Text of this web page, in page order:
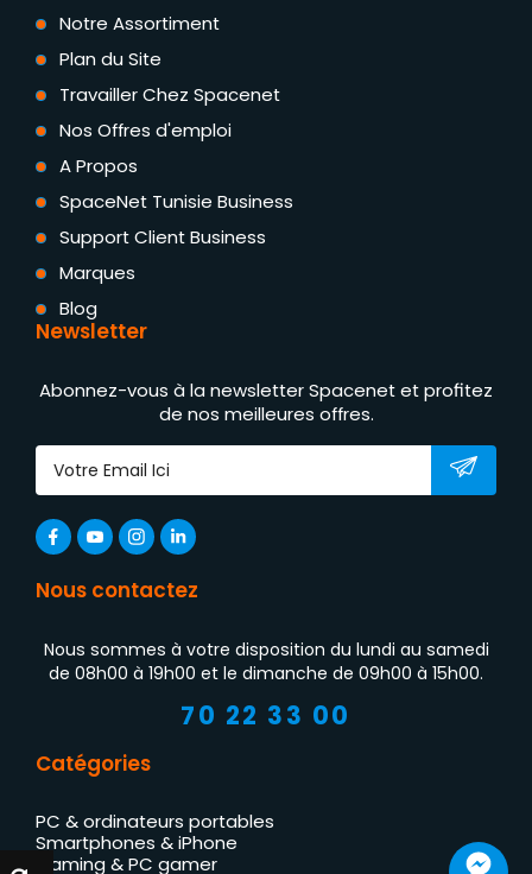
Notre Assortiment
Plan du Site
Travailler Chez Spacenet
Nos Offres d'emploi
A Propos
SpaceNet Tunisie Business
Support Client Business
Marques
Blog
Newsletter
Abonnez-vous à la newsletter Spacenet et profitez
de nos meilleures offres.
Nous contactez
Nous sommes à votre disposition du lundi au samedi
de 08h00 à 19h00 et le dimanche de 09h00 à 15h00.
70 22 33 00
Catégories
PC & ordinateurs portables
Smartphones & iPhone
Gaming & PC gamer